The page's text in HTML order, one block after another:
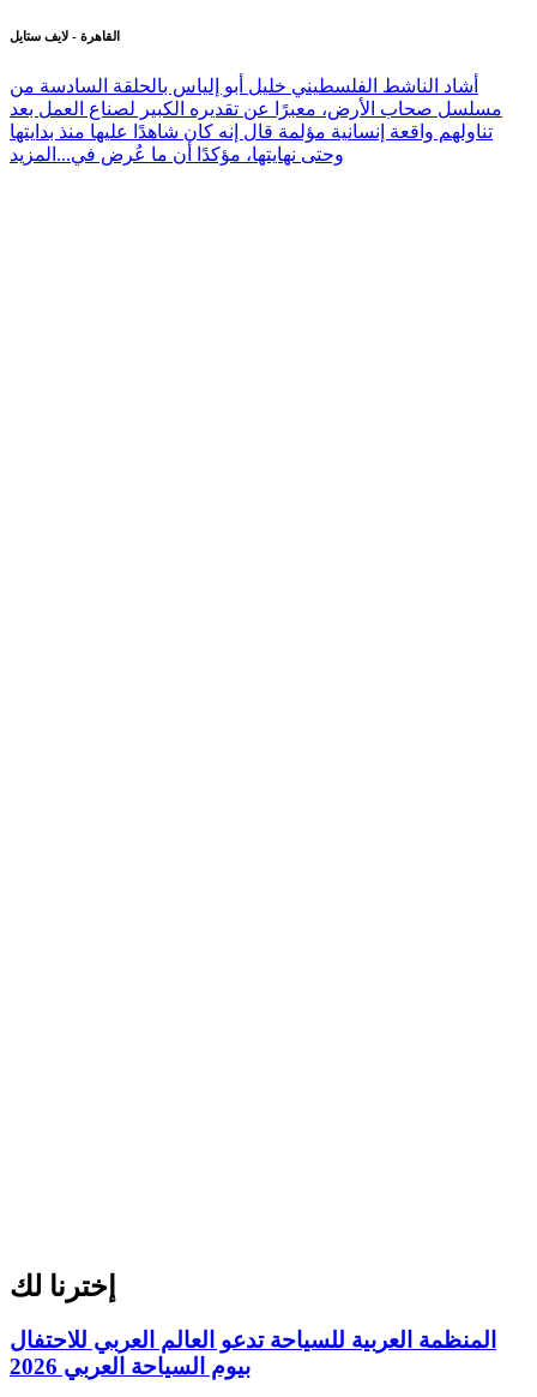
القاهرة - لايف ستايل
أشاد الناشط الفلسطيني خليل أبو إلياس بالحلقة السادسة من
مسلسل صحاب الأرض، معبرًا عن تقديره الكبير لصناع العمل بعد
تناولهم واقعة إنسانية مؤلمة قال إنه كان شاهدًا عليها منذ بدايتها
وحتى نهايتها، مؤكدًا أن ما عُرض في... المزيد
إخترنا لك
المنظمة العربية للسياحة تدعو العالم العربي للاحتفال
بيوم السياحة العربي 2026